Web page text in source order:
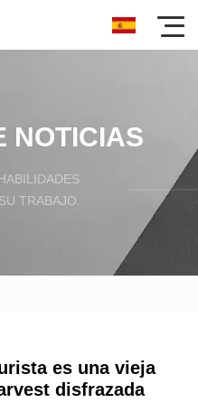
NOTICIAS
TRABAJO.
es una vieja
disfrazada